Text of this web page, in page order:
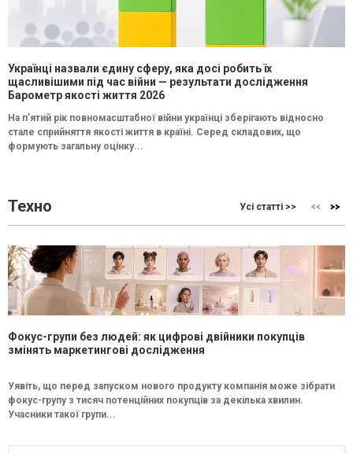
Українці назвали єдину сферу, яка досі робить їх
щасливішими під час війни — результати дослідження
Барометр якості життя 2026
На п’ятий рік повномасштабної війни українці зберігають відносно
стале сприйняття якості життя в країні. Серед складових, що
формують загальну оцінку...
Техно Усі статті >>
Фокус-групи без людей: як цифрові двійники покупців
змінять маркетингові дослідження
Уявіть, що перед запуском нового продукту компанія може зібрати
фокус-групу з тисяч потенційних покупців за декілька хвилин.
Учасники такої групи...